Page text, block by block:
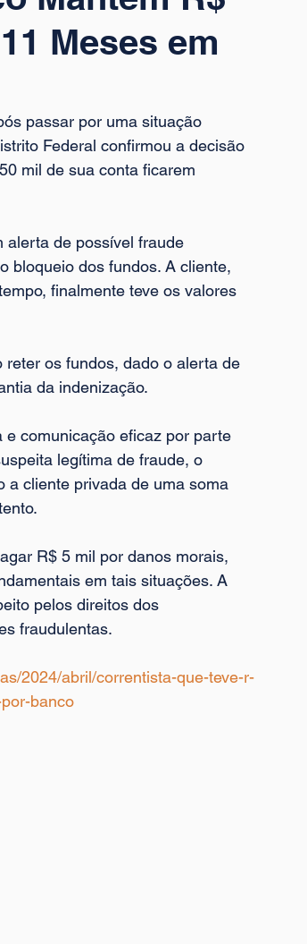
Meses em
passar por uma situação
Federal confirmou a decisão
mil de sua conta ficarem
alerta de possível fraude
bloqueio dos fundos. A cliente,
finalmente teve os valores
os fundos, dado o alerta de
da indenização.
e comunicação eficaz por parte
legítima de fraude, o
a cliente privada de uma soma
R$ 5 mil por danos morais,
em tais situações. A
pelos direitos dos
fraudulentas.
2024/abril/correntista-que-teve-r-
banco